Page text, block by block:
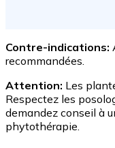
Contre-indications:
recommandées.
Attention: Les
Respectez les
demandez conseil à
phytothérapie.